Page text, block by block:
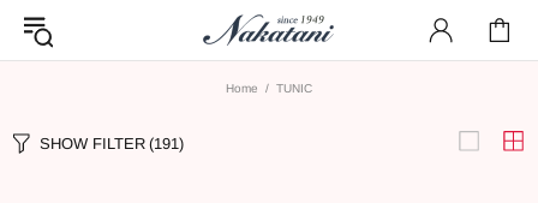
Home TUNIC
SHOW FILTER (191)